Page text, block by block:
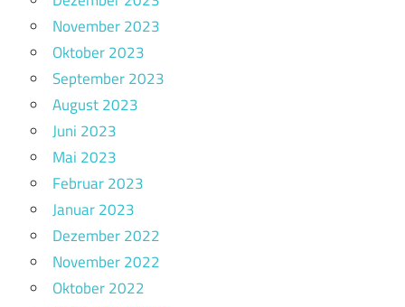
November 2023
Oktober 2023
September 2023
August 2023
Juni 2023
Mai 2023
Februar 2023
Januar 2023
Dezember 2022
November 2022
Oktober 2022